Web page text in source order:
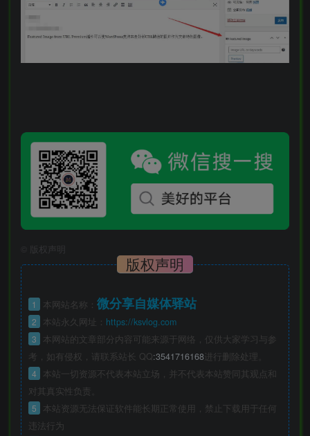
版权声明
版权声明
1 本网站名称： 微分享自媒体驿站
2 本站永久网址： https://ksvlog.com
3
本网站的文章部分内容可能来源于网络，仅供大家学习与参
考，如有侵权，请联系站长 QQ:3541716168进行删除处理。
4
本站一切资源不代表本站立场，并不代表本站赞同其观点和
对其真实性负责。
5
本站资源无法保证软件能长期正常使用，禁止下载用于任何
违法行为